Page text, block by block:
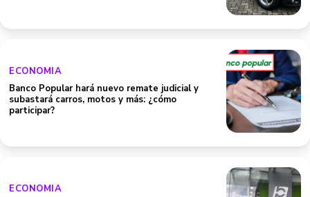
ECONOMIA
Banco Popular hará nuevo remate judicial y
subastará carros, motos y más: ¿cómo
participar?
ECONOMIA